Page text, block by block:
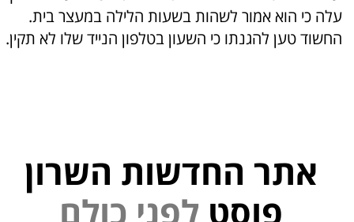
עלה כי הוא אמור לשהות בשעות הלילה במעצר בית.
החשוד טען להגנתו כי השעון בטלפון הנייד שלו לא תקין.
אתר החדשות השרון
פוסט
כ ולם